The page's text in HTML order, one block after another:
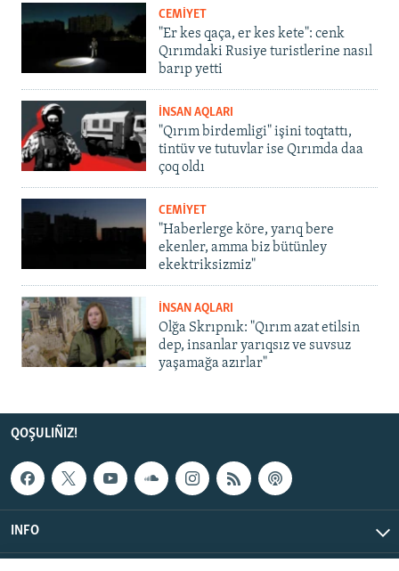
CEMİYET
"Er kes qaça, er kes kete": cenk
Qırımdaki Rusiye turistlerine nasıl
barıp yetti
İNSAN AQLARI
"Qırım birdemligi" işini toqtattı,
tintüv ve tutuvlar ise Qırımda daa
çoq oldı
CEMİYET
"Haberlerge köre, yarıq bere
ekenler, amma biz bütünley
ekektriksizmiz"
İNSAN AQLARI
Olğa Skrıpnık: "Qırım azat etilsin
dep, insanlar yarıqsız ve suvsuz
yaşamağa azırlar"
QOŞULIÑIZ!
INFO